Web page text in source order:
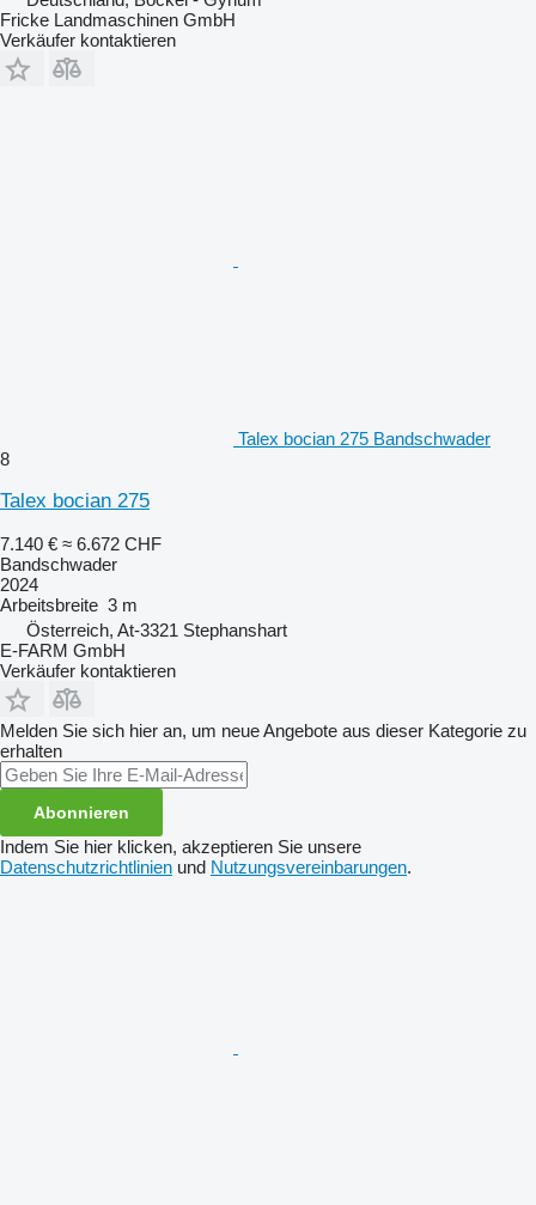
Fricke Landmaschinen GmbH
Verkäufer kontaktieren
Talex bocian 275 Bandschwader
8
Talex bocian 275
7.140 € ≈ 6.672 CHF
Bandschwader
2024
Arbeitsbreite 3 m
Österreich, At-3321 Stephanshart
E-FARM GmbH
Verkäufer kontaktieren
Melden Sie sich hier an, um neue Angebote aus dieser Kategorie zu
erhalten
Abonnieren
Indem Sie hier klicken, akzeptieren Sie unsere
Datenschutzrichtlinien und Nutzungsvereinbarungen.